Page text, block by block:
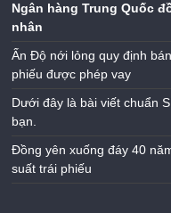
Ngân hàng Trung Quốc
nhân
Ấn Độ nới lỏng quy định
phiếu được phép vay
Dưới đây là bài viết chuẩn
bạn.
Đồng yên xuống đáy 40
suất trái phiếu